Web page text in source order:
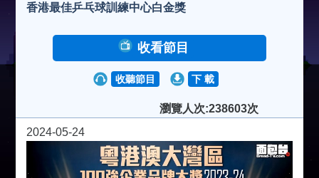
香港最佳乒乓球訓練中心白金獎
收看節目
收聽節目 下 載
瀏覽人次:238603次
2024-05-24